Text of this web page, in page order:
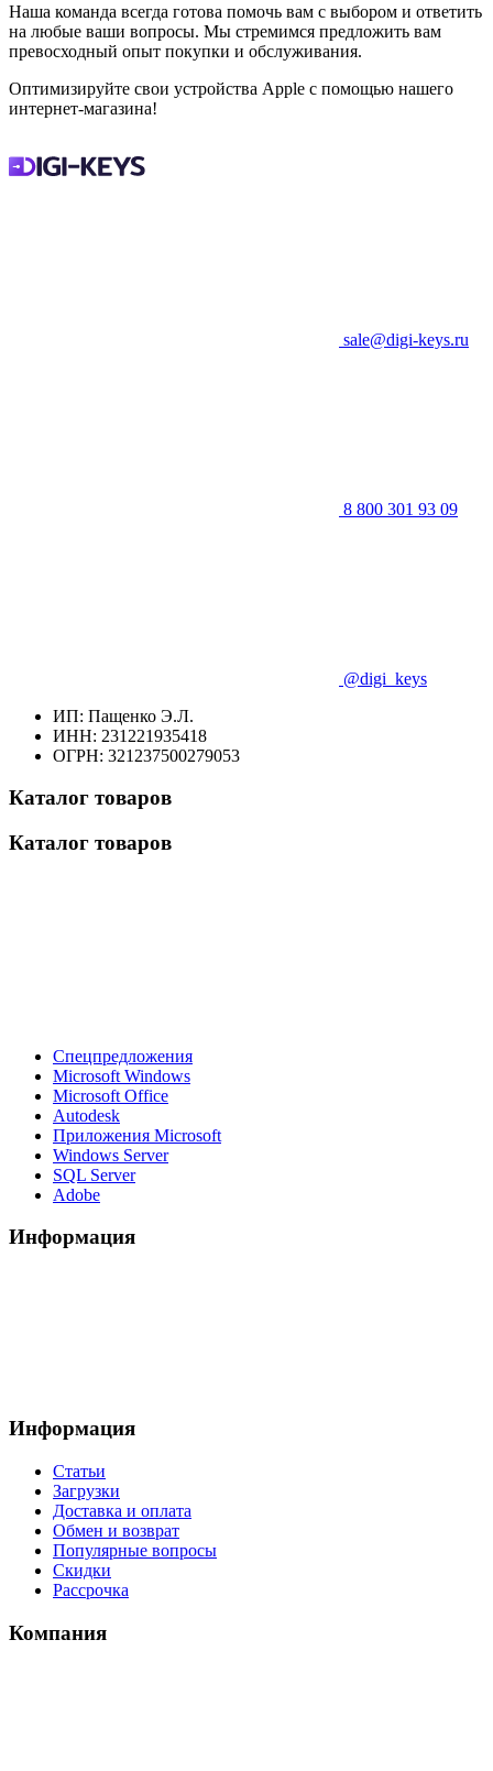
Наша команда всегда готова помочь вам с выбором и ответить
на любые ваши вопросы. Мы стремимся предложить вам
превосходный опыт покупки и обслуживания.
Оптимизируйте свои устройства Apple с помощью нашего
интернет-магазина!
sale@digi-keys.ru
8 800 301 93 09
@digi_keys
ИП: Пащенко Э.Л.
ИНН: 231221935418
ОГРН: 321237500279053
Каталог товаров
Каталог товаров
Спецпредложения
Microsoft Windows
Microsoft Office
Autodesk
Приложения Microsoft
Windows Server
SQL Server
Adobe
Информация
Информация
Статьи
Загрузки
Доставка и оплата
Обмен и возврат
Популярные вопросы
Скидки
Рассрочка
Компания